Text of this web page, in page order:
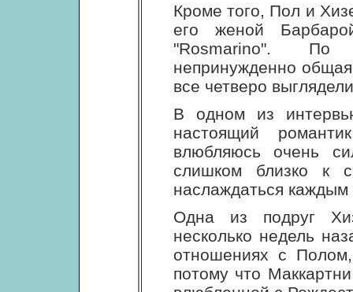
Кроме того, Пол и
его женой
"Rosmarino". По
непринужденно
все четверо
В одном из
настоящий
влюбляюсь очень
слишком близко к
наслаждаться
Одна из подруг
несколько недель
отношениях с
потому что